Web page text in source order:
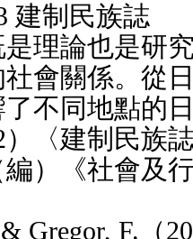
建制民族誌
理論也是研
會關係。從
不同地點的
）〈建制民族
）《社會及
Gregor, F.（